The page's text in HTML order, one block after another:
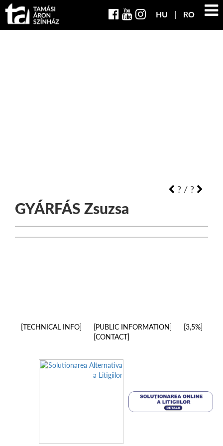
HU RO
? / ?
GYÁRFÁS Zsuzsa
TECHNICAL INFO PUBLIC INFORMATION
3,5%
CONTACT